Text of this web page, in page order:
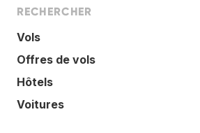
RECHERCHER
Vols
Offres de vols
Hôtels
Voitures